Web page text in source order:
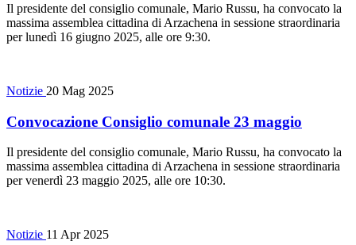
Il presidente del consiglio comunale, Mario Russu, ha convocato la
massima assemblea cittadina di Arzachena in sessione straordinaria
per lunedì 16 giugno 2025, alle ore 9:30.
Notizie 20 Mag 2025
Convocazione Consiglio comunale 23 maggio
Il presidente del consiglio comunale, Mario Russu, ha convocato la
massima assemblea cittadina di Arzachena in sessione straordinaria
per venerdì 23 maggio 2025, alle ore 10:30.
Notizie 11 Apr 2025